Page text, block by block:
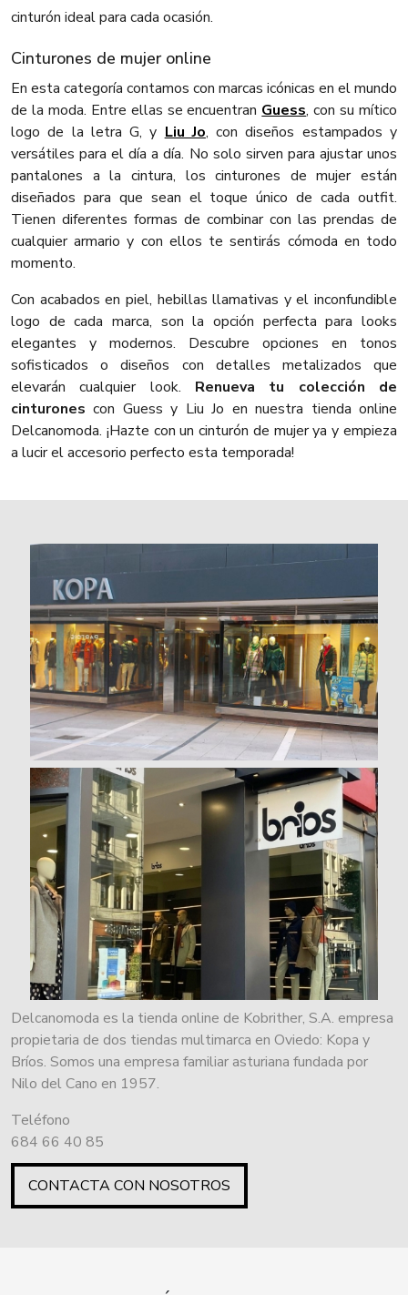
cinturón ideal para cada ocasión.
Cinturones de mujer online
En esta categoría contamos con marcas icónicas en el mundo
de la moda. Entre ellas se encuentran Guess, con su mítico
logo de la letra G, y Liu Jo, con diseños estampados y
versátiles para el día a día. No solo sirven para ajustar unos
pantalones a la cintura, los cinturones de mujer están
diseñados para que sean el toque único de cada outfit.
Tienen diferentes formas de combinar con las prendas de
cualquier armario y con ellos te sentirás cómoda en todo
momento.
Con acabados en piel, hebillas llamativas y el inconfundible
logo de cada marca, son la opción perfecta para looks
elegantes y modernos. Descubre opciones en tonos
sofisticados o diseños con detalles metalizados que
elevarán cualquier look. Renueva tu colección de
cinturones con Guess y Liu Jo en nuestra tienda online
Delcanomoda. ¡Hazte con un cinturón de mujer ya y empieza
a lucir el accesorio perfecto esta temporada!
Delcanomoda es la tienda online de Kobrither, S.A. empresa
propietaria de dos tiendas multimarca en Oviedo: Kopa y
Bríos. Somos una empresa familiar asturiana fundada por
Nilo del Cano en 1957.
Teléfono
684 66 40 85
CONTACTA CON NOSOTROS